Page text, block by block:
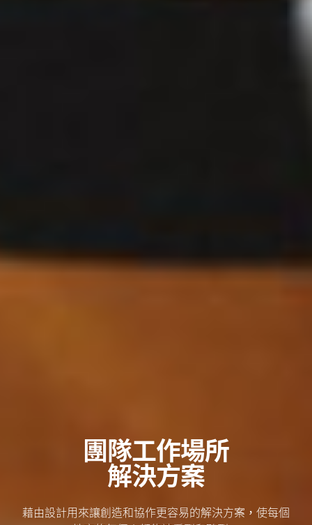
團隊工作場所
解決方案
藉由設計用來讓創造和協作更容易的解決方案，使每個